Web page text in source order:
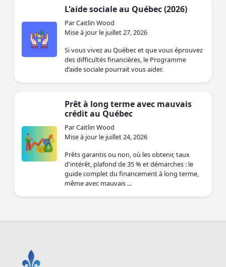
L'aide sociale au Québec (2026)
Par Caitlin Wood
Mise à jour le juillet 27, 2026
Si vous vivez au Québec et que vous éprouvez
des difficultés financières, le Programme
d’aide sociale pourrait vous aider.
Prêt à long terme avec mauvais
crédit au Québec
Par Caitlin Wood
Mise à jour le juillet 24, 2026
Prêts garantis ou non, où les obtenir, taux
d'intérêt, plafond de 35 % et démarches : le
guide complet du financement à long terme,
même avec mauvais ...